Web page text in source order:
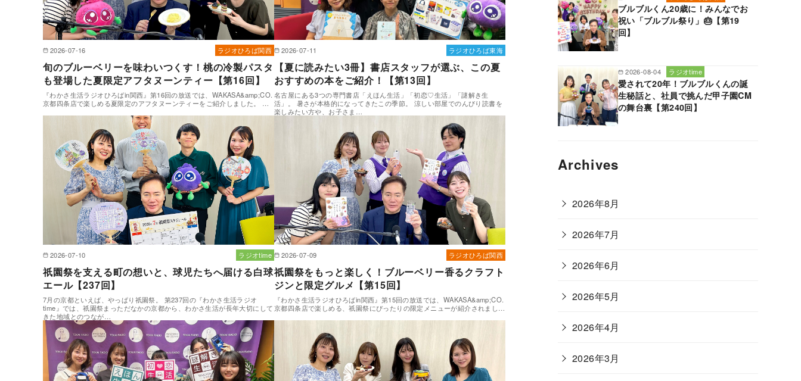
2026-07-16 ラジオひろば関西
旬のブルーベリーを味わいつくす！桃の冷製パスタ
も登場した夏限定アフタヌーンティー【第16回】
『わかさ生活ラジオひろばin関西』第16回の放送では、WAKASA&amp;CO.
京都四条店で楽しめる夏限定のアフタヌーンティーをご紹介しました。 …
2026-07-11 ラジオひろば東海
【夏に読みたい3冊】書店スタッフが選ぶ、この夏
おすすめの本をご紹介！【第13回】
名古屋にある3つの専門書店「えほん生活」「初恋♡生活」「謎解き生
活」。 暑さが本格的になってきたこの季節。 涼しい部屋でのんびり読書を
楽しみたい方や、お子さま…
2026-07-10 ラジオtime
祇園祭を支える町の想いと、球児たちへ届ける白球
エール【237回】
7月の京都といえば、やっぱり祇園祭。 第237回の『わかさ生活ラジオ
time』では、祇園祭まっただなかの京都から、わかさ生活が長年大切にして
きた地域とのつなが…
2026-07-09 ラジオひろば関西
祇園祭をもっと楽しく！ブルーベリー香るクラフト
ジンと限定グルメ【第15回】
『わかさ生活ラジオひろばin関西』第15回の放送では、WAKASA&amp;CO.
京都四条店で楽しめる、祇園祭にぴったりの限定メニューが紹介されまし…
ブルブルくん20歳に！みんなでお
祝い「ブルブル祭り」🎂【第19
回】
2026-08-04 ラジオtime
愛されて20年！ブルブルくんの誕
生秘話と、社員で挑んだ甲子園CM
の舞台裏【第240回】
Archives
2026年8月
2026年7月
2026年6月
2026年5月
2026年4月
2026年3月